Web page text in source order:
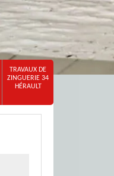
TRAVAUX DE
ZINGUERIE 34
HÉRAULT